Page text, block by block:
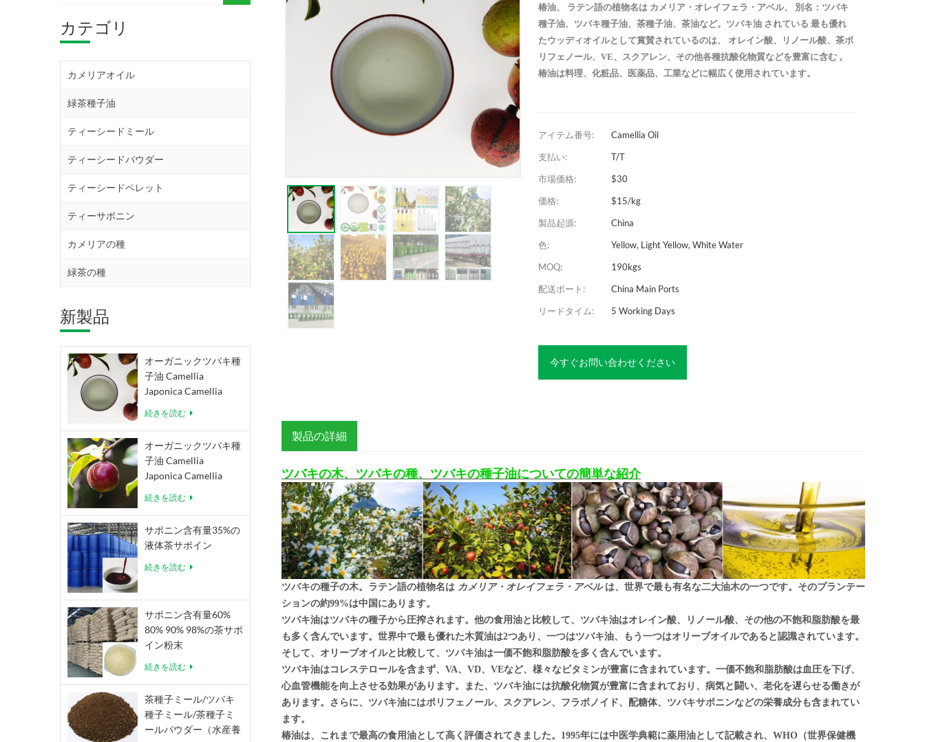
カテゴリ
カメリアオイル
緑茶種子油
ティーシードミール
ティーシードパウダー
ティーシードペレット
ティーサポニン
カメリアの種
緑茶の種
新製品
オーガニックツバキ種
子油 Camellia
Japonica Camellia
続きを読む
オーガニックツバキ種
子油 Camellia
Japonica Camellia
続きを読む
サポニン含有量35%の
液体茶サポイン
続きを読む
サポニン含有量60%
80% 90% 98%の茶サポ
イン粉末
続きを読む
茶種子ミール/ツバキ
種子ミール/茶種子ミ
ールパウダー（水産養
椿油、 ラテン語の植物名は カメリア・オレイフェラ・アベル、 別名：ツバキ
種子油、ツバキ種子油、茶種子油、茶油など。ツバキ油 されている最も優れ
たウッディオイルとして賞賛されているのは、 オレイン酸、リノール酸、茶ポ
リフェノール、VE、スクアレン、その他各種抗酸化物質などを豊富に含む 。
椿油は料理、化粧品、医薬品、工業などに幅広く使用されています。
アイテム番号:
Camellia Oil
支払い:
T/T
市場価格:
$30
価格:
$15/kg
製品起源:
China
色:
Yellow, Light Yellow, White Water
MOQ:
190kgs
配送ポート:
China Main Ports
リードタイム:
5 Working Days
今すぐお問い合わせください
製品の詳細
ツバキの木、ツバキの種、ツバキの種子油についての簡単な紹介
ツバキの種子の木。ラテン語の植物名は カメリア・オレイフェラ・アベル は、世界で最も有名な二大油木の一つです。そのプランテー
ションの約99%は中国にあります。
ツバキ油はツバキの種子から圧搾されます。他の食用油と比較して、ツバキ油はオレイン酸、リノール酸、その他の不飽和脂肪酸を最
も多く含んでいます。世界中で最も優れた木質油は2つあり、一つはツバキ油、もう一つはオリーブオイルであると認識されています。
そして、オリーブオイルと比較して、ツバキ油は一価不飽和脂肪酸を多く含んでいます。
ツバキ油はコレステロールを含まず、VA、VD、VEなど、様々なビタミンが豊富に含まれています。一価不飽和脂肪酸は血圧を下げ、
心血管機能を向上させる効果があります。また、ツバキ油には抗酸化物質が豊富に含まれており、病気と闘い、老化を遅らせる働きが
あります。さらに、ツバキ油にはポリフェノール、スクアレン、フラボノイド、配糖体、ツバキサポニンなどの栄養成分も含まれてい
ます。
椿油は、これまで最高の食用油として高く評価されてきました。1995年には中医学典範に薬用油として記載され、WHO（世界保健機